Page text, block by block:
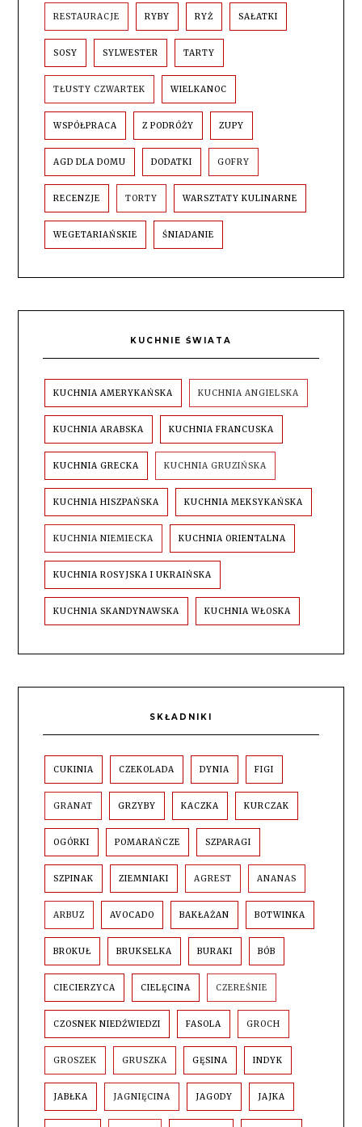
RESTAURACJE RYBY RYŻ SAŁATKI
SOSY SYLWESTER TARTY
TŁUSTY CZWARTEK WIELKANOC
WSPÓŁPRACA Z PODRÓŻY ZUPY
AGD DLA DOMU DODATKI GOFRY
RECENZJE TORTY WARSZTATY KULINARNE
WEGETARIAŃSKIE ŚNIADANIE
KUCHNIE ŚWIATA
KUCHNIA AMERYKAŃSKA KUCHNIA ANGIELSKA
KUCHNIA ARABSKA KUCHNIA FRANCUSKA
KUCHNIA GRECKA KUCHNIA GRUZIŃSKA
KUCHNIA HISZPAŃSKA KUCHNIA MEKSYKAŃSKA
KUCHNIA NIEMIECKA KUCHNIA ORIENTALNA
KUCHNIA ROSYJSKA I UKRAIŃSKA
KUCHNIA SKANDYNAWSKA KUCHNIA WŁOSKA
SKŁADNIKI
CUKINIA CZEKOLADA DYNIA FIGI
GRANAT GRZYBY KACZKA KURCZAK
OGÓRKI POMARAŃCZE SZPARAGI
SZPINAK ZIEMNIAKI AGREST ANANAS
ARBUZ AVOCADO BAKŁAŻAN BOTWINKA
BROKUŁ BRUKSELKA BURAKI BÓB
CIECIERZYCA CIELĘCINA CZEREŚNIE
CZOSNEK NIEDŹWIEDZI FASOLA GROCH
GROSZEK GRUSZKA GĘSINA INDYK
JABŁKA JAGNIĘCINA JAGODY JAJKA